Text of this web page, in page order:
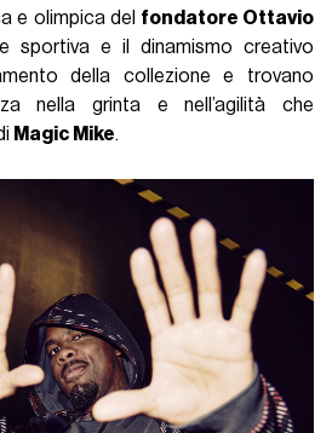
e olimpica del fondatore Ottavio
sportiva e il dinamismo creativo
della collezione e trovano
nella grinta e nell’agilità che
Magic Mike.